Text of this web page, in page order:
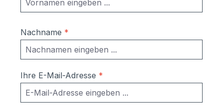
Nachname *
Ihre E-Mail-Adresse *